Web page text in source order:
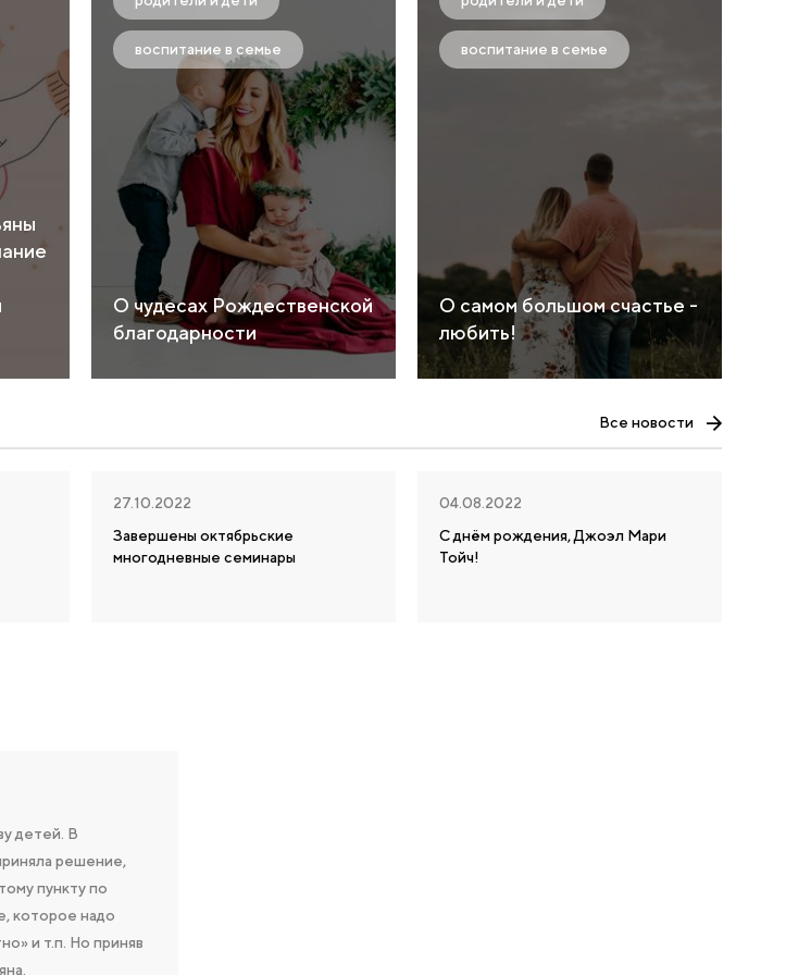
воспитание в семье
О чудесах Рождественской
благодарности
воспитание в семье
О самом большом счастье -
любить!
Все новости
27.10.2022
Завершены октябрьские
многодневные семинары
04.08.2022
С днём рождения, Джоэл Мари
Тойч!
детей. В
решение,
пункту по
которое надо
и т.п. Но приняв